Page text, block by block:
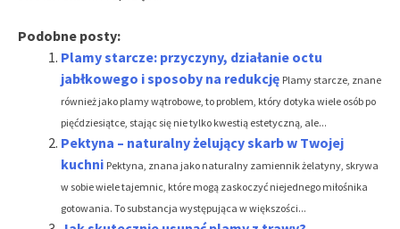
Podobne posty:
Plamy starcze: przyczyny, działanie octu
jabłkowego i sposoby na redukcję Plamy starcze, znane
również jako plamy wątrobowe, to problem, który dotyka wiele osób po
pięćdziesiątce, stając się nie tylko kwestią estetyczną, ale...
Pektyna – naturalny żelujący skarb w Twojej
kuchni Pektyna, znana jako naturalny zamiennik żelatyny, skrywa
w sobie wiele tajemnic, które mogą zaskoczyć niejednego miłośnika
gotowania. To substancja występująca w większości...